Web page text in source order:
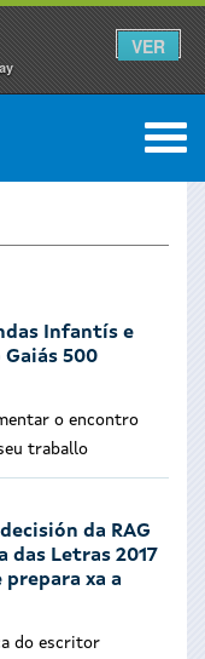
VER
0
Infantís e
500
o encontro
traballo
da RAG
das Letras 2017
prepara xa a
do escritor